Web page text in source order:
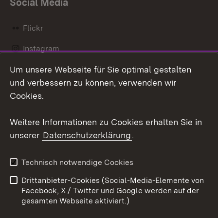
Social Media
Flickr
Instagram
Social Wall
Barrierefreiheit
Benutzungshinweise
Impressum
Cookies
Um unsere Webseite für Sie optimal gestalten
und verbessern zu können, verwenden wir
Cookies.
Weitere Informationen zu Cookies erhalten Sie in
unserer Datenschutzerklärung.
Technisch notwendige Cookies
Drittanbieter-Cookies (Social-Media-Elemente von
Facebook, X / Twitter und Google werden auf der
gesamten Webseite aktiviert.)